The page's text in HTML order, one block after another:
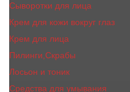
Сыворотки для лица
Крем для кожи вокруг глаз
Крем для лица
Пилинги,Скрабы
Лосьон и тоник
Средства для умывания